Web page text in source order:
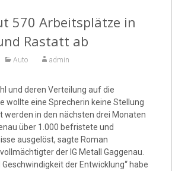
Podcast, O-Töne,
570 Arbeitsplätze in
Rastatt ab
Auto admin
und deren Verteilung auf die
wollte eine Sprecherin keine Stellung
werden in den nächsten drei Monaten
über 1.000 befristete und
ausgelöst, sagte Roman
der IG Metall Gaggenau.
Geschwindigkeit der Entwicklung“ habe